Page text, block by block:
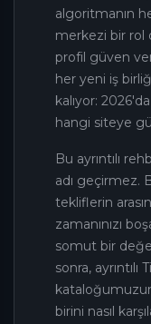
algoritmanın
merkezi bir rol
profil güven
her yeni iş
kalıyor:
hangi siteye
Bu ayrıntılı
adı geçirmez.
tekliflerin
zamanınızı
somut bir
sonra,
birini nasıl